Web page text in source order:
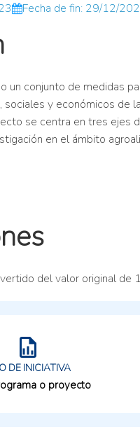
Fecha de fin: 29/12/
un conjunto de medidas
sociales y económicos de
se centra en tres
en el ámbito
del valor original
DE INICIATIVA
o proyecto